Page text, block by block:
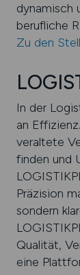
dynamisch
berufliche
Zu den
In der
an
veraltete
finden und
Präzision
sondern
Qualität,
eine